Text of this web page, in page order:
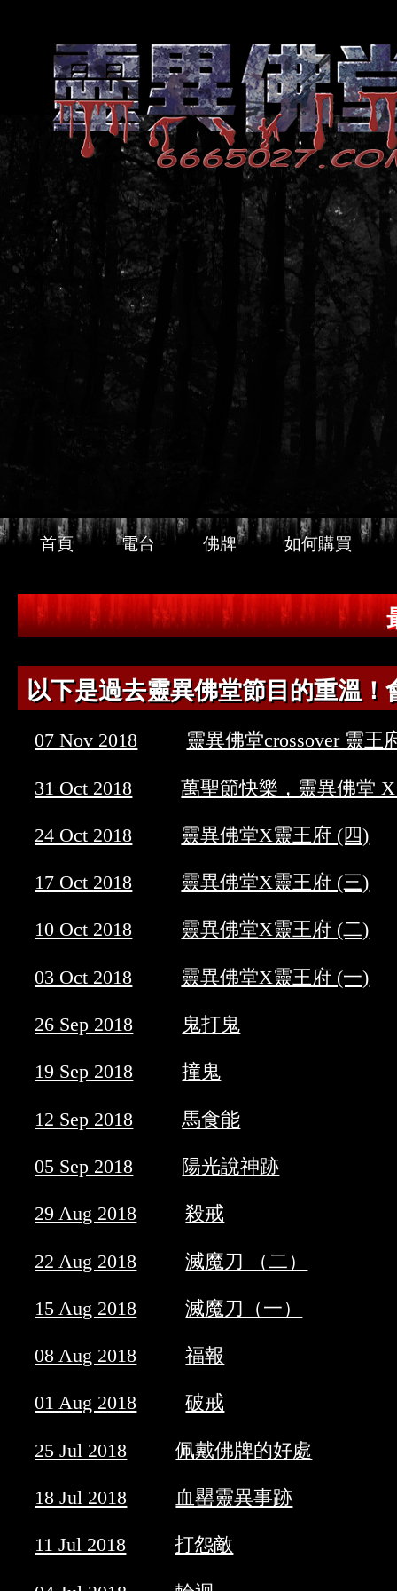
首頁 電台 佛牌 如何購買
以下是過去靈異佛堂節目的重溫
07 Nov 2018 靈異佛堂crossover 靈王
31 Oct 2018 萬聖節快樂，靈異佛堂
24 Oct 2018 靈異佛堂X靈王府 (四)
17 Oct 2018 靈異佛堂X靈王府 (三)
10 Oct 2018 靈異佛堂X靈王府 (二)
03 Oct 2018 靈異佛堂X靈王府 (一)
26 Sep 2018 鬼打鬼
19 Sep 2018 撞鬼
12 Sep 2018 馬食能
05 Sep 2018 陽光說神跡
29 Aug 2018 殺戒
22 Aug 2018 滅魔刀 （二）
15 Aug 2018 滅魔刀（一）
08 Aug 2018 福報
01 Aug 2018 破戒
25 Jul 2018 佩戴佛牌的好處
18 Jul 2018 血罌靈異事跡
11 Jul 2018 打怨敵